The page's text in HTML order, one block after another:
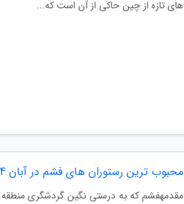
های تازه از چین حاکی از آن است که...
محبوب ترین رستوران های فشم در آبان 1404: طعم اصیل ایرانی در دل کوهستان
مقدمهفشم که به درستی نگین گردشگری منطقه